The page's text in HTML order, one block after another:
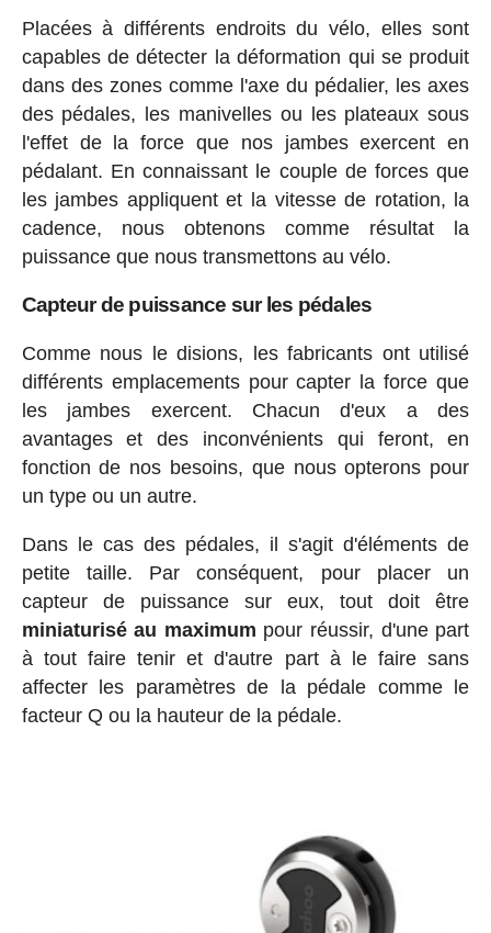
Placées à différents endroits du vélo, elles sont
capables de détecter la déformation qui se produit
dans des zones comme l'axe du pédalier, les axes
des pédales, les manivelles ou les plateaux sous
l'effet de la force que nos jambes exercent en
pédalant. En connaissant le couple de forces que
les jambes appliquent et la vitesse de rotation, la
cadence, nous obtenons comme résultat la
puissance que nous transmettons au vélo.
Capteur de puissance sur les pédales
Comme nous le disions, les fabricants ont utilisé
différents emplacements pour capter la force que
les jambes exercent. Chacun d'eux a des
avantages et des inconvénients qui feront, en
fonction de nos besoins, que nous opterons pour
un type ou un autre.
Dans le cas des pédales, il s'agit d'éléments de
petite taille. Par conséquent, pour placer un
capteur de puissance sur eux, tout doit être
miniaturisé au maximum pour réussir, d'une part
à tout faire tenir et d'autre part à le faire sans
affecter les paramètres de la pédale comme le
facteur Q ou la hauteur de la pédale.